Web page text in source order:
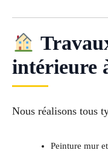
intérieure
Nous réalisons tous
Peinture mur